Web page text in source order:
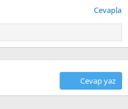
Cevapla
Cevap yaz